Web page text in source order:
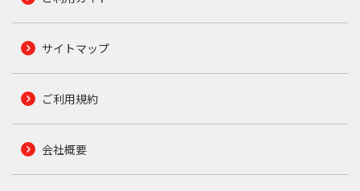
サイトマップ
ご利用規約
会社概要